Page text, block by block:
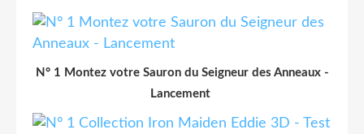
N° 1 Montez votre Sauron du Seigneur des Anneaux -
Lancement